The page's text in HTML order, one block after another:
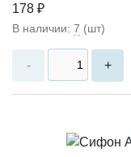
178 ₽
В наличии: 7 (шт)
- +